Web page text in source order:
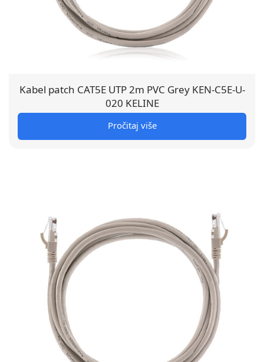
Kabel patch CAT5E UTP 2m PVC Grey KEN-C5E-U-
020 KELINE
Pročitaj više